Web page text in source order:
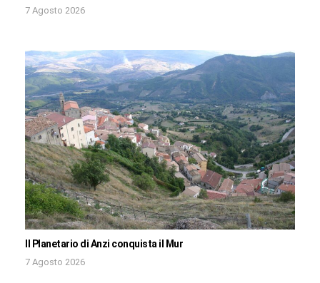
7 Agosto 2026
Il Planetario di Anzi conquista il Mur
7 Agosto 2026